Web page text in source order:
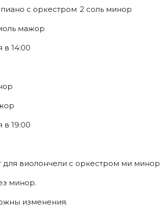
с оркестром 2 соль минор
мажор
14:00
19:00
виолончели с оркестром ми минор
минор.
изменения.